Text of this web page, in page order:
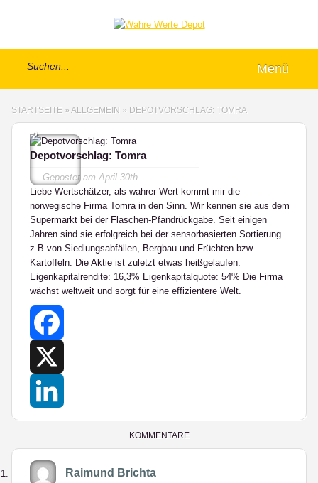
Menü
STARTSEITE » ALLGEMEIN » DEPOTVORSCHLAG: TOMRA
2
Depotvorschlag: Tomra
Gepostet amApril 30th
Liebe Wertschätzer, als wahrer Wert kommt mir die
norwegische Firma Tomra in den Sinn. Wir kennen sie aus dem
Supermarkt bei der Flaschen-Pfandrückgabe. Seit einigen
Jahren sind sie erfolgreich bei der sensorbasierten Sortierung
z.B von Siedlungsabfällen, Bergbau und Früchten bzw.
Kartoffeln. Die Aktie ist zuletzt etwas heißgelaufen.
Eigenkapitalrendite: 16,3% Eigenkapitalquote: 54% Die Firma
wächst weltweit und sorgt für eine effizientere Welt.
Facebook
KOMMENTARE
Raimund Brichta